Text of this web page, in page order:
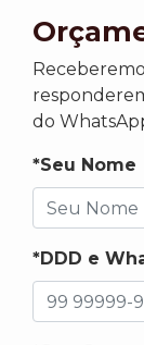
do
*Seu Nome
*DDD e